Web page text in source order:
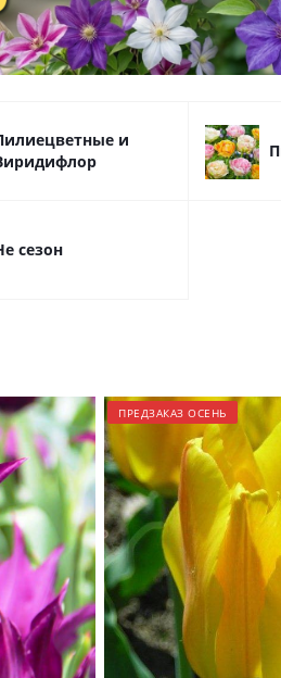
и
сезон
ПРЕДЗАКАЗ ОСЕНЬ